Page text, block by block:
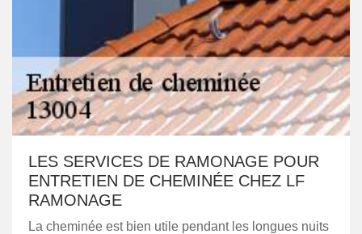
LES SERVICES DE RAMONAGE POUR
ENTRETIEN DE CHEMINÉE CHEZ LF
RAMONAGE
La cheminée est bien utile pendant les longues nuits